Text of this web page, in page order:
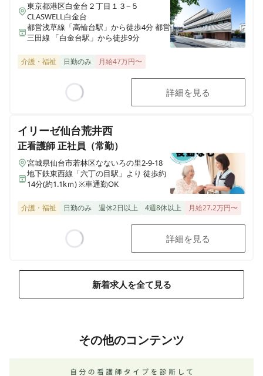
東京都港区白金台２丁目１３−５
CLASWELL白金台
都営浅草線「高輪台駅」から徒歩4分 都営
三田線 「白金台駅」から徒歩9分
介護・福祉 日勤のみ 月給47万円〜
詳細を見る
イリーゼ仙台荒井西
正看護師正社員（常勤）
宮城県仙台市若林区なないろの里2-9-18
地下鉄東西線「六丁の目駅」より 徒歩約
14分(約1.1kｍ) ※車通勤OK
介護・福祉 日勤のみ 週休2日以上 4週8休以上 月給27.2万円〜
詳細を見る
新着求人を全て見る
その他のコンテンツ